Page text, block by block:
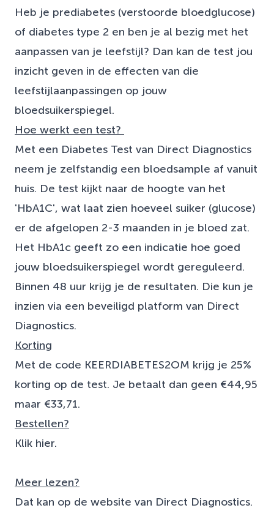
Heb je prediabetes (verstoorde bloedglucose)
of diabetes type 2 en ben je al bezig met het
aanpassen van je leefstijl? Dan kan de test jou
inzicht geven in de effecten van die
leefstijlaanpassingen op jouw
bloedsuikerspiegel.
Hoe werkt een test?
Met een Diabetes Test van Direct Diagnostics
neem je zelfstandig een bloedsample af vanuit
huis. De test kijkt naar de hoogte van het
'HbA1C', wat laat zien hoeveel suiker (glucose)
er de afgelopen 2-3 maanden in je bloed zat.
Het HbA1c geeft zo een indicatie hoe goed
jouw bloedsuikerspiegel wordt gereguleerd.
Binnen 48 uur krijg je de resultaten. Die kun je
inzien via een beveiligd platform van Direct
Diagnostics.
Korting
Met de code KEERDIABETES2OM krijg je 25%
korting op de test. Je betaalt dan geen €44,95
maar €33,71.
Bestellen?
Klik hier.
Meer lezen?
Dat kan op de website van Direct Diagnostics.